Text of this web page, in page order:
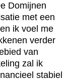
Domijnen
met een
ik voel me
verder
van
zal ik
stabiel